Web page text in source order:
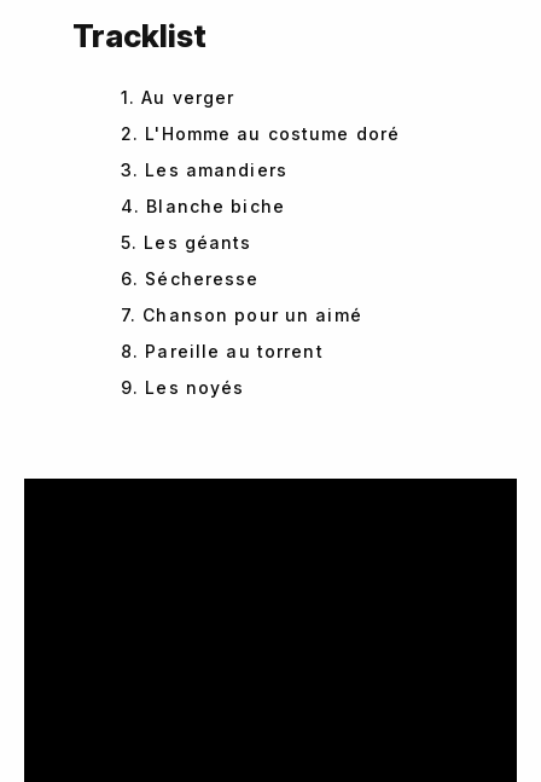
Tracklist
1. Au verger
2. L'Homme au costume doré
3. Les amandiers
4. Blanche biche
5. Les géants
6. Sécheresse
7. Chanson pour un aimé
8. Pareille au torrent
9. Les noyés